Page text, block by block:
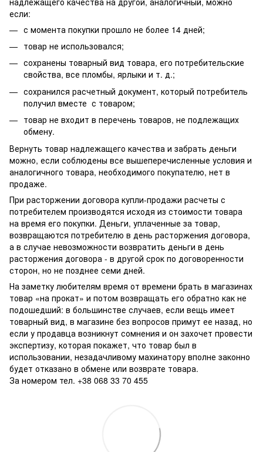
если:
с момента покупки прошло не более 14 дней;
товар не использовался;
сохранены товарный вид товара, его потребительские
свойства, все пломбы, ярлыки и т. д.;
сохранился расчетный документ, который потребитель
получил вместе с товаром;
товар не входит в перечень товаров, не подлежащих
обмену.
Вернуть товар надлежащего качества и забрать деньги
можно, если соблюдены все вышеперечисленные условия и
аналогичного товара, необходимого покупателю, нет в
продаже.
При расторжении договора купли-продажи расчеты с
потребителем производятся исходя из стоимости товара
на время его покупки. Деньги, уплаченные за товар,
возвращаются потребителю в день расторжения договора,
а в случае невозможности возвратить деньги в день
расторжения договора - в другой срок по договоренности
сторон, но не позднее семи дней.
На заметку любителям время от времени брать в магазинах
товар «на прокат» и потом возвращать его обратно как не
подошедший: в большинстве случаев, если вещь имеет
товарный вид, в магазине без вопросов примут ее назад, но
если у продавца возникнут сомнения и он захочет провести
экспертизу, которая покажет, что товар был в
использовании, незадачливому махинатору вполне законно
будет отказано в обмене или возврате товара.
За номером тел. +38 068 33 70 455